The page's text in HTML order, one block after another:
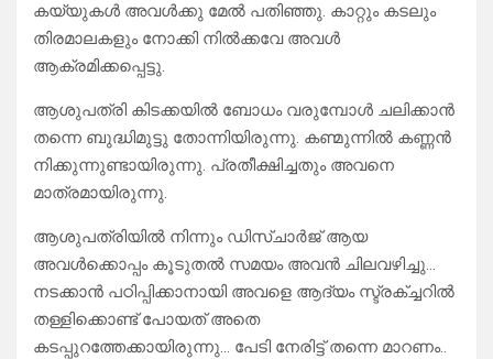
കയ്യുകൾ അവൾക്കു മേൽ പതിഞ്ഞു. കാറ്റും കടലും
തിരമാലകളും നോക്കി നിൽക്കവേ അവൾ
ആക്രമിക്കപ്പെട്ടു.
ആശുപത്രി കിടക്കയിൽ ബോധം വരുമ്പോൾ ചലിക്കാൻ
തന്നെ ബുദ്ധിമുട്ടു തോന്നിയിരുന്നു. കണ്മുന്നിൽ കണ്ണൻ
നിക്കുന്നുണ്ടായിരുന്നു. പ്രതീക്ഷിച്ചതും അവനെ
മാത്രമായിരുന്നു.
ആശുപത്രിയിൽ നിന്നും ഡിസ്ചാർജ് ആയ
അവൾക്കൊപ്പം കൂടുതൽ സമയം അവൻ ചിലവഴിച്ചു…
നടക്കാൻ പഠിപ്പിക്കാനായി അവളെ ആദ്യം സ്ട്രക്ച്ചറിൽ
തള്ളിക്കൊണ്ട് പോയത് അതെ
കടപ്പുറത്തേക്കായിരുന്നു… പേടി നേരിട്ട് തന്നെ മാറണം..